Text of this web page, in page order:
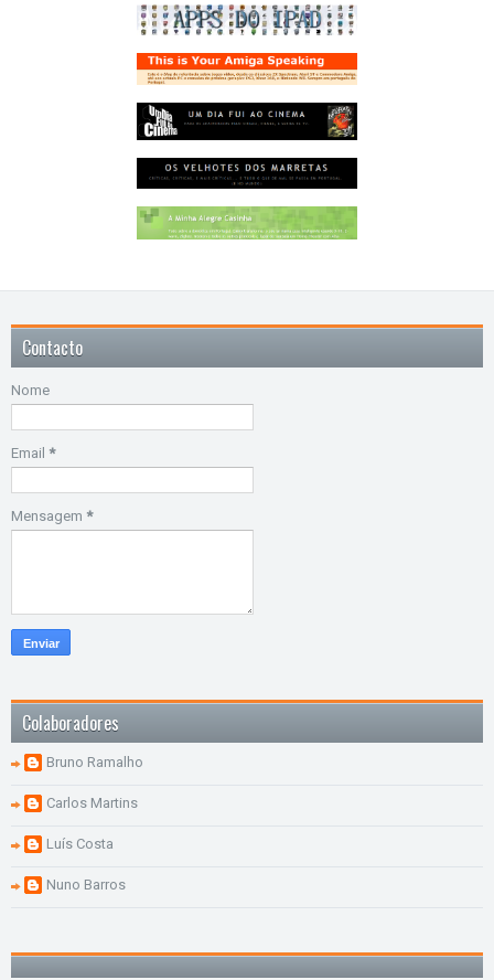
Contacto
Nome
Email *
Mensagem *
Colaboradores
Bruno Ramalho
Carlos Martins
Luís Costa
Nuno Barros